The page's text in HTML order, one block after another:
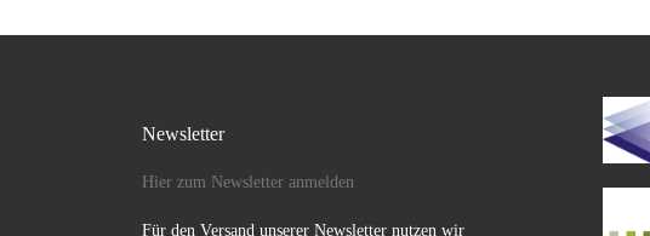
Newsletter
Hier zum Newsletter anmelden
Für den Versand unserer Newsletter nutzen wir